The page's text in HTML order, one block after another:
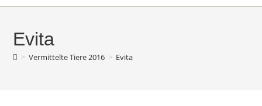
Evita
> Vermittelte Tiere 2016 > Evita